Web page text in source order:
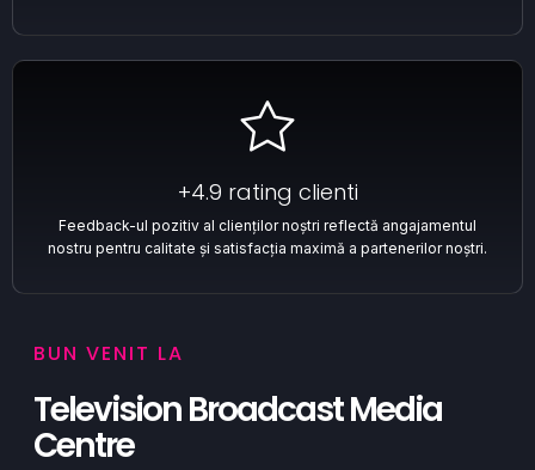
+4.9 rating clienti
Feedback-ul pozitiv al clienților noștri reflectă angajamentul
nostru pentru calitate și satisfacția maximă a partenerilor noștri.
BUN VENIT LA
Television Broadcast Media
Centre